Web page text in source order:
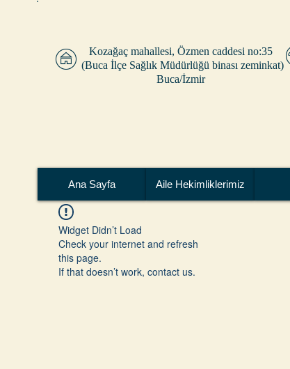
Kozağaç mahallesi, Özmen caddesi no:35
(Buca İlçe Sağlık Müdürlüğü binası zeminkat)
Buca/İzmir
Ana Sayfa Aile Hekimliklerimiz
Widget Didn’t Load
Check your internet and refresh
this page.
If that doesn’t work, contact us.